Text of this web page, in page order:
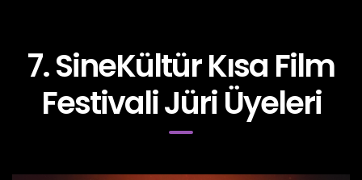
7. SineKültür Kısa Film
Festivali Jüri Üyeleri